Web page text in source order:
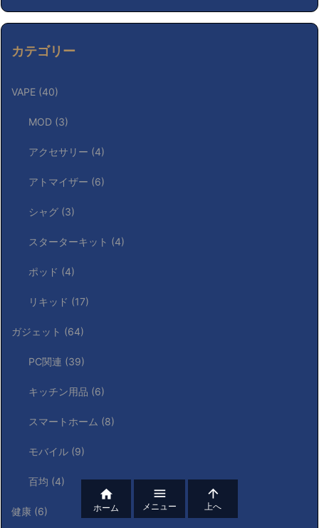
カテゴリー
VAPE (40)
MOD (3)
アクセサリー (4)
アトマイザー (6)
シャグ (3)
スターターキット (4)
ポッド (4)
リキッド (17)
ガジェット (64)
PC関連 (39)
キッチン用品 (6)
スマートホーム (8)
モバイル (9)
百均 (4)
健康 (6)

ホーム

メニュー

上へ